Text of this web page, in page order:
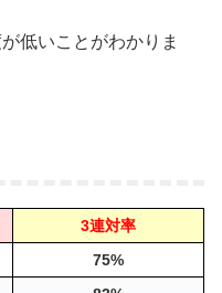
低いことがわかりま
3連対率
75%